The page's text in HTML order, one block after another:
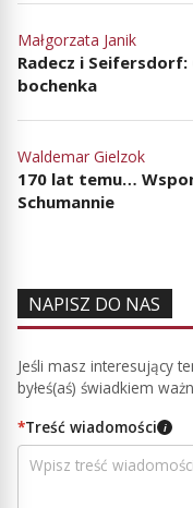
Małgorzata Janik
Radecz i
bochenka
Waldemar Gielzok
170 lat temu…
Schumannie
NAPISZ DO NAS
Jeśli masz interesujący
byłeś(aś) świadkiem
*Treść wiadomości i